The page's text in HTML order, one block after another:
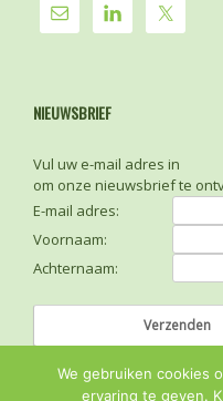
NIEUWSBRIEF
Vul uw e-mail adres in
om onze nieuwsbrief te
E-mail adres:
Voornaam:
Achternaam:
We gebruiken cookies
ervaring te geven.